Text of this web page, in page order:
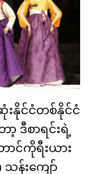
နိုင်ငံတစ်နိုင်ငံ
ဒီစာရင်းရဲ့
ာင်ကိုရီးယား
သန်းကျော်